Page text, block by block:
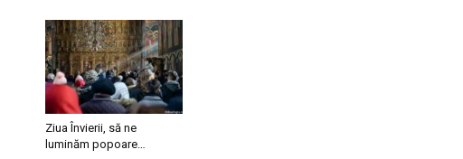
Ziua Învierii, să ne
luminăm popoare…